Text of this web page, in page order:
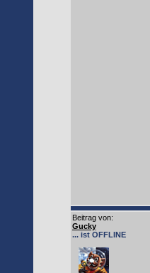
Beitrag von:
Gucky
... ist OFFLINE